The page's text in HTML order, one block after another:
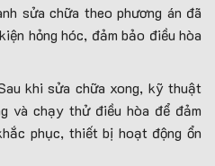
sửa chữa theo phương án đã
hỏng hóc, đảm bảo điều hòa
khi sửa chữa xong, kỹ thuật
và chạy thử điều hòa để đảm
phục, thiết bị hoạt động ổn